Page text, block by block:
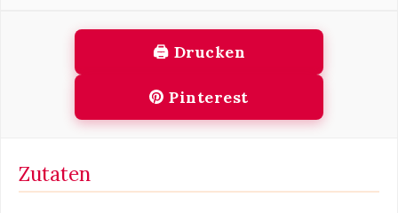
🖨 Drucken
Pinterest
Zutaten